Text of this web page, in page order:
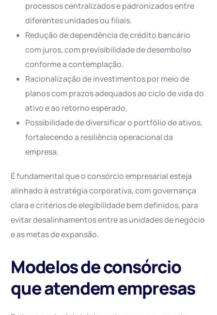
processos centralizados e padronizados entre
diferentes unidades ou filiais.
Redução de dependência de crédito bancário
com juros, com previsibilidade de desembolso
conforme a contemplação.
Racionalização de investimentos por meio de
planos com prazos adequados ao ciclo de vida do
ativo e ao retorno esperado.
Possibilidade de diversificar o portfólio de ativos,
fortalecendo a resiliência operacional da
empresa.
É fundamental que o consórcio empresarial esteja
alinhado à estratégia corporativa, com governança
clara e critérios de elegibilidade bem definidos, para
evitar desalinhamentos entre as unidades de negócio
e as metas de expansão.
Modelos de consórcio
que atendem empresas